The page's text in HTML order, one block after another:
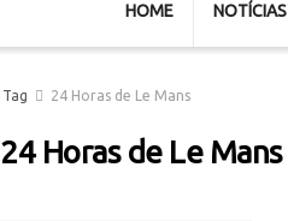
HOME NOTÍCIAS
Tag 24 Horas de Le Mans
24 Horas de Le Mans